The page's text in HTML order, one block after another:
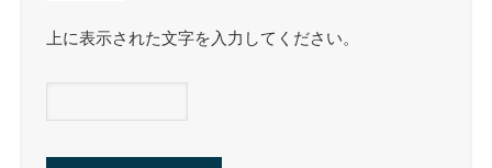
上に表示された文字を入力してください。